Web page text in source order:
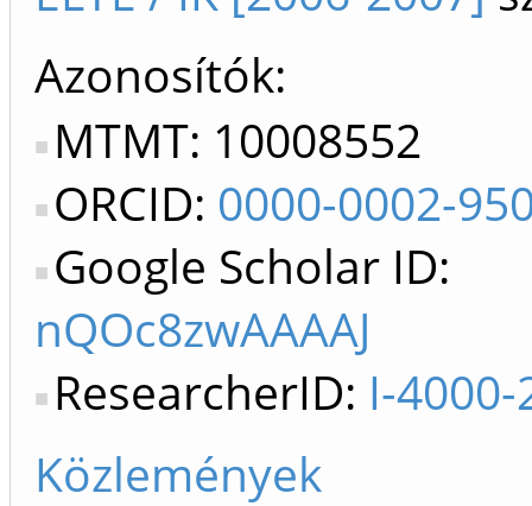
Azonosítók
MTMT: 10008552
ORCID: 0000-0002-
Google Scholar ID:
nQOc8zwAAAAJ
ResearcherID: I-
Közlemények